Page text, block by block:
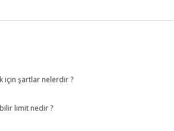
için şartlar nelerdir ?
limit nedir ?